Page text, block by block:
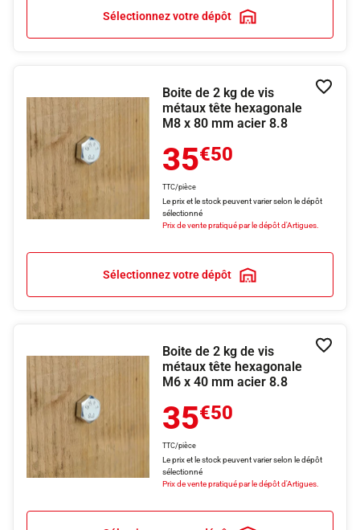
Sélectionnez votre dépôt
Boite de 2 kg de vis
métaux tête hexagonale
M8 x 80 mm acier 8.8
35€50
TTC/pièce
Le prix et le stock peuvent varier selon le dépôt
sélectionné
Prix de vente pratiqué par le dépôt d'Artigues.
Sélectionnez votre dépôt
Boite de 2 kg de vis
métaux tête hexagonale
M6 x 40 mm acier 8.8
35€50
TTC/pièce
Le prix et le stock peuvent varier selon le dépôt
sélectionné
Prix de vente pratiqué par le dépôt d'Artigues.